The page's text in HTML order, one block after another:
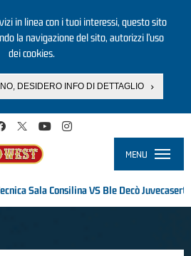
in linea con i tuoi interessi, questo sito
la navigazione del sito, autorizzi l’uso
dei cookies.
NO, DESIDERO INFO DI DETTAGLIO
MENU
Sala Consilina VS Ble Decò Juvecaserta